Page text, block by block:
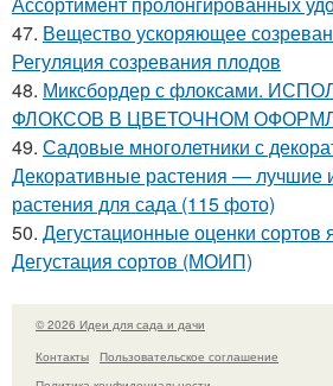
47. Вещество ускоряющее
Регуляция созревания плодов
48. Миксбордер с флоксами.
ФЛОКСОВ В ЦВЕТОЧНОМ
49. Садовые многолетники с
Декоративные растения — лучшие
растения для сада (115 фото)
50. Дегустационные оценки сортов
Дегустация сортов (МОИП)
© 2026 Идеи для сада и дачи
Контакты
Пользовательское соглашение